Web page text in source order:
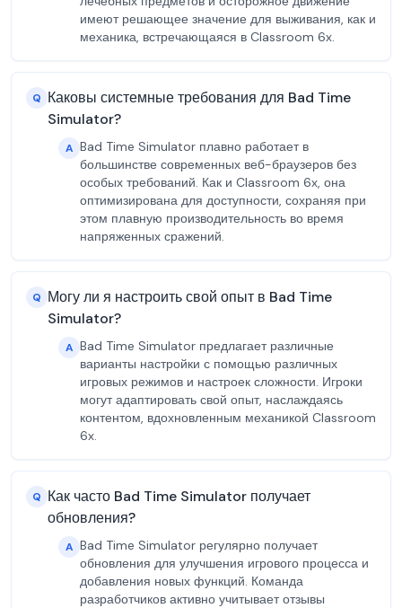
имеют решающее значение для выживания, как и
механика, встречающаяся в Classroom 6x.
Q Каковы системные требования для Bad Time
Simulator?
A Bad Time Simulator плавно работает в
большинстве современных веб-браузеров без
особых требований. Как и Classroom 6x, она
оптимизирована для доступности, сохраняя при
этом плавную производительность во время
напряженных сражений.
Q Могу ли я настроить свой опыт в Bad Time
Simulator?
A Bad Time Simulator предлагает различные
варианты настройки с помощью различных
игровых режимов и настроек сложности. Игроки
могут адаптировать свой опыт, наслаждаясь
контентом, вдохновленным механикой Classroom
6x.
Q Как часто Bad Time Simulator получает
обновления?
A Bad Time Simulator регулярно получает
обновления для улучшения игрового процесса и
добавления новых функций. Команда
разработчиков активно учитывает отзывы